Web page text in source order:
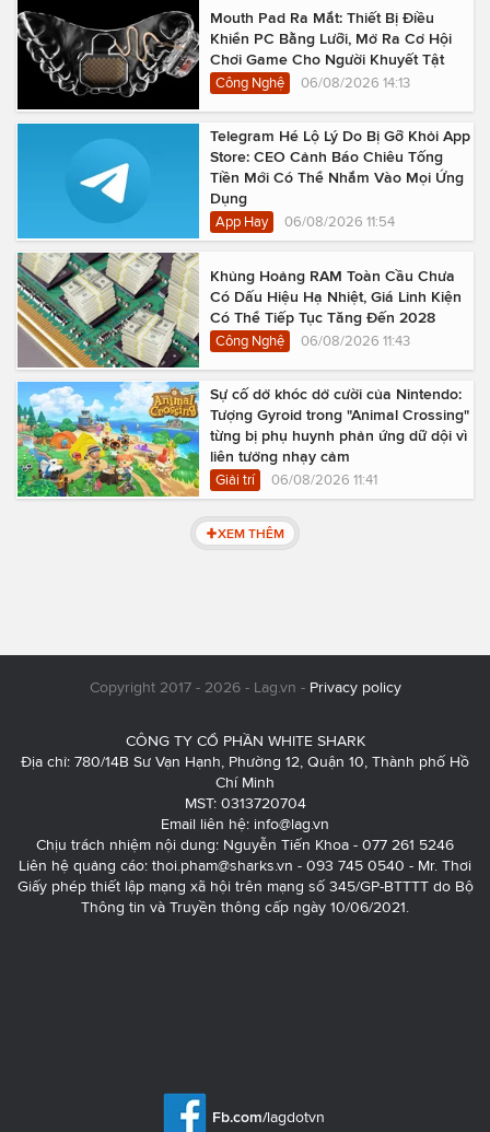
Mouth Pad Ra Mắt: Thiết Bị Điều
Khiển PC Bằng Lưỡi, Mở Ra Cơ Hội
Chơi Game Cho Người Khuyết Tật
Công Nghệ 06/08/2026 14:13
Telegram Hé Lộ Lý Do Bị Gỡ Khỏi App
Store: CEO Cảnh Báo Chiêu Tống
Tiền Mới Có Thể Nhắm Vào Mọi Ứng
Dụng
App Hay 06/08/2026 11:54
Khủng Hoảng RAM Toàn Cầu Chưa
Có Dấu Hiệu Hạ Nhiệt, Giá Linh Kiện
Có Thể Tiếp Tục Tăng Đến 2028
Công Nghệ 06/08/2026 11:43
Sự cố dở khóc dở cười của Nintendo:
Tượng Gyroid trong "Animal Crossing"
từng bị phụ huynh phản ứng dữ dội vì
liên tưởng nhạy cảm
Giải trí 06/08/2026 11:41
XEM THÊM
Copyright 2017 - 2026 - Lag.vn - Privacy policy
CÔNG TY CỔ PHẦN WHITE SHARK
Địa chỉ: 780/14B Sư Vạn Hạnh, Phường 12, Quận 10, Thành phố Hồ
Chí Minh
MST: 0313720704
Email liên hệ: info@lag.vn
Chịu trách nhiệm nội dung: Nguyễn Tiến Khoa - 077 261 5246
Liên hệ quảng cáo: thoi.pham@sharks.vn - 093 745 0540 - Mr. Thơi
Giấy phép thiết lập mạng xã hội trên mạng số 345/GP-BTTTT do Bộ
Thông tin và Truyền thông cấp ngày 10/06/2021.
Fb.com/lagdotvn